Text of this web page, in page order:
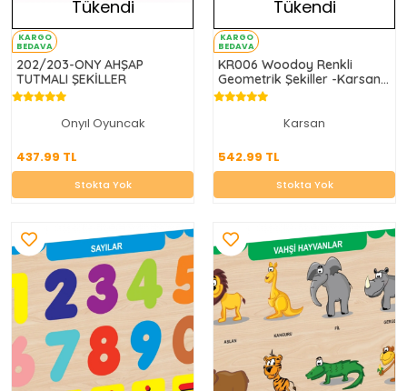
KARGO
BEDAVA
Tükendi
202/203-ONY AHŞAP
TUTMALI ŞEKİLLER
Onyıl Oyuncak
437.99 TL
437.99 TL
Stokta Yok
KARGO
BEDAVA
Tükendi
KR006 Woodoy Renkli
Geometrik Şekiller -Karsan
Oyuncak
Karsan
542.99 TL
542.99 TL
Stokta Yok